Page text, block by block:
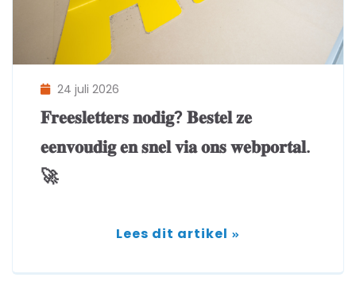
𝐅𝐫𝐞𝐞𝐬𝐥𝐞𝐭𝐭𝐞𝐫𝐬 𝐧𝐨𝐝𝐢𝐠? 𝐁𝐞𝐬𝐭𝐞𝐥 𝐳𝐞
𝐞𝐞𝐧𝐯𝐨𝐮𝐝𝐢𝐠 𝐞𝐧 𝐬𝐧𝐞𝐥 𝐯𝐢𝐚 𝐨𝐧𝐬 𝐰𝐞𝐛𝐩𝐨𝐫𝐭𝐚𝐥.
🚀
24 juli 2026
Lees dit artikel